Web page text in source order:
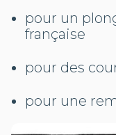
pour un
française
pour des
pour une